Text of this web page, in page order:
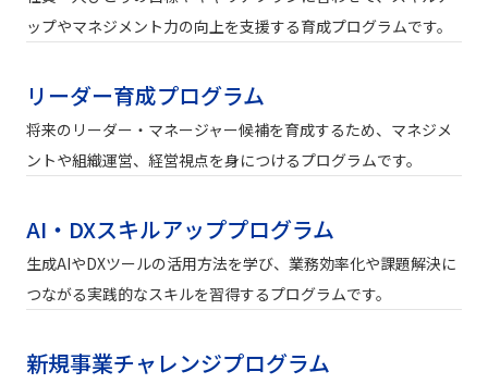
ップやマネジメント力の向上を支援する育成プログラムです。
リーダー育成プログラム
将来のリーダー・マネージャー候補を育成するため、マネジメ
ントや組織運営、経営視点を身につけるプログラムです。
AI・DXスキルアッププログラム
生成AIやDXツールの活用方法を学び、業務効率化や課題解決に
つながる実践的なスキルを習得するプログラムです。
新規事業チャレンジプログラム